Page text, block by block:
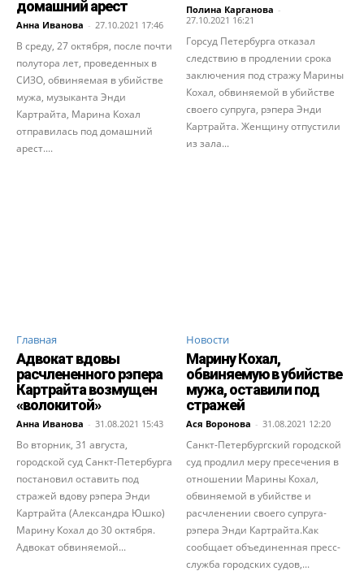
домашний арест
Анна Иванова - 27.10.2021 17:46
В среду, 27 октября, после почти
полутора лет, проведенных в
СИЗО, обвиняемая в убийстве
мужа, музыканта Энди
Картрайта, Марина Кохал
отправилась под домашний
арест....
Полина Карганова -
27.10.2021 16:21
Горсуд Петербурга отказал
следствию в продлении срока
заключения под стражу Марины
Кохал, обвиняемой в убийстве
своего супруга, рэпера Энди
Картрайта. Женщину отпустили
из зала...
Главная
Адвокат вдовы
расчлененного рэпера
Картрайта возмущен
«волокитой»
Анна Иванова - 31.08.2021 15:43
Во вторник, 31 августа,
городской суд Санкт-Петербурга
постановил оставить под
стражей вдову рэпера Энди
Картрайта (Александра Юшко)
Марину Кохал до 30 октября.
Адвокат обвиняемой...
Новости
Марину Кохал,
обвиняемую в убийстве
мужа, оставили под
стражей
Ася Воронова - 31.08.2021 12:20
Санкт-Петербургский городской
суд продлил меру пресечения в
отношении Марины Кохал,
обвиняемой в убийстве и
расчленении своего супруга-
рэпера Энди Картрайта.Как
сообщает объединенная пресс-
служба городских судов,...